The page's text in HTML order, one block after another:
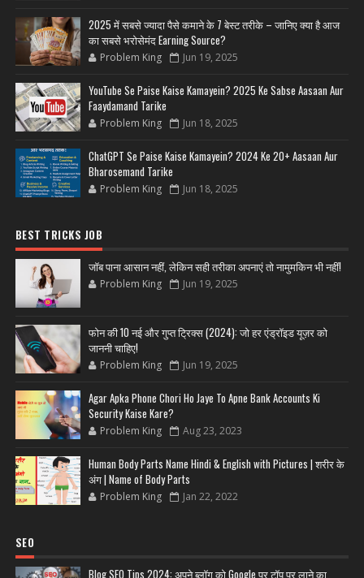
2025 में सबसे ज्यादा पैसे कमाने के 7 बेस्ट तरीके – जानिए क्या है आज
का सबसे भरोसेमंद Earning Source?
Problem King Jun 19, 2025
YouTube Se Paise Kaise Kamayein? 2025 Ke Sabse Aasaan Aur
Faaydamand Tarike
Problem King Jun 18, 2025
ChatGPT Se Paise Kaise Kamayein? 2024 Ke 20+ Aasaan Aur
Bharosemand Tarike
Problem King Jun 18, 2025
BEST TRICKS JOB
जॉब पाना आसान नहीं, लेकिन सही तरीका अपनाएं तो नामुमकिन भी नहीं!
Problem King Jun 19, 2025
फोन की 10 नई और गुप्त ट्रिक्स (2024): जो हर एंड्रॉइड यूज़र को
जाननी चाहिए!
Problem King Jun 19, 2025
Agar Apka Phone Chori Ho Jaye To Apne Bank Accounts Ki
Security Kaise Kare?
Problem King Aug 23, 2023
Human Body Parts Name Hindi & English with Pictures | शरीर के
अंग | Name of Body Parts
Problem King Jan 22, 2022
SEO
Blog SEO Tips 2024: अपने ब्लॉग को Google पर टॉप पर लाने का